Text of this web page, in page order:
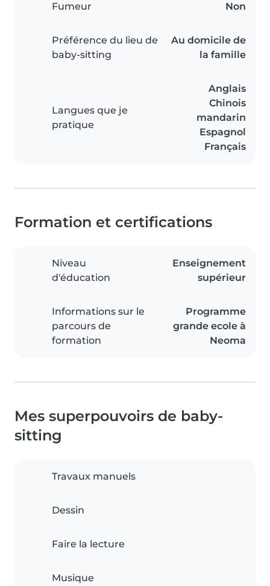
Fumeur Non
Préférence du lieu de
baby-sitting
Au domicile de
la famille
Langues que je
pratique
Anglais
Chinois
mandarin
Espagnol
Français
Formation et certifications
Niveau
d'éducation
Enseignement
supérieur
Informations sur le
parcours de
formation
Programme
grande ecole à
Neoma
Mes superpouvoirs de baby-
sitting
Travaux manuels
Dessin
Faire la lecture
Musique